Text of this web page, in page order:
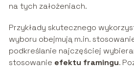
na tych założeniach.
Przykłady skutecznego
wyboru obejmują m.in.
podkreślanie najczęściej
stosowanie efektu framingu.